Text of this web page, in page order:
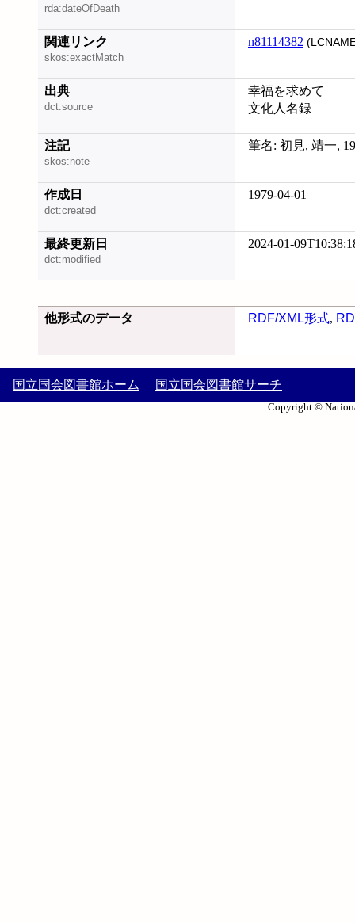
rda:dateOfDeath
関連リンク
skos:exactMatch
n81114382
出典
dct:source
幸福を求めて
文化人名録
注記
skos:note
筆名: 初見, 靖一,
作成日
dct:created
1979-04-01
最終更新日
dct:modified
2024-01-
他形式のデータ RDF/XML形式,
国立国会図書館ホーム 国立国会図書館サーチ
Copyright ©